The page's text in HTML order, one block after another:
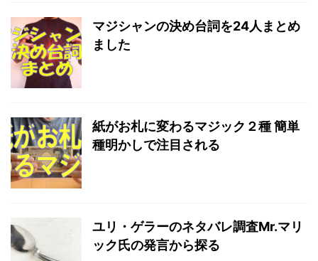
マジシャンの決め台詞を24人まとめ
ました
紙がお札に変わるマジック２種 簡単
種明かしで注目される
ユリ・ゲラーのネタバレ調査Mr.マリ
ック氏の発言から探る